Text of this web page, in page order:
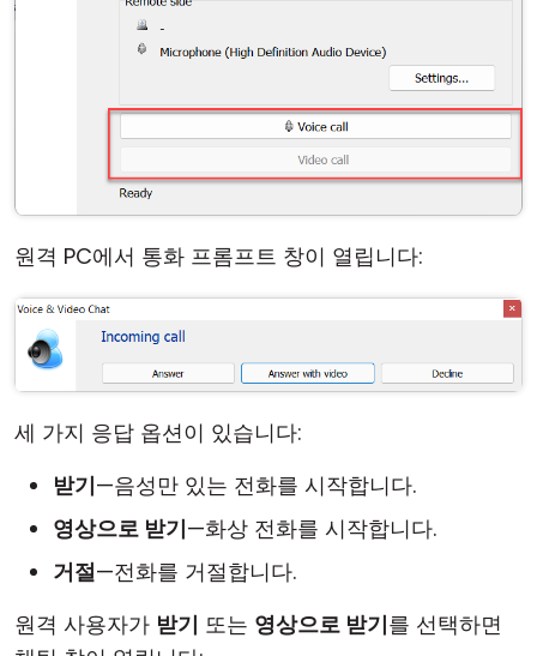
원격 PC에서 통화 프롬프트 창이 열립니다:
세 가지 응답 옵션이 있습니다:
받기—음성만 있는 전화를 시작합니다.
영상으로 받기—화상 전화를 시작합니다.
거절—전화를 거절합니다.
원격 사용자가 받기 또는 영상으로 받기를 선택하면